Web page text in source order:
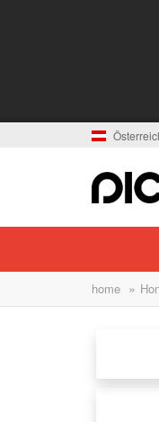
home »